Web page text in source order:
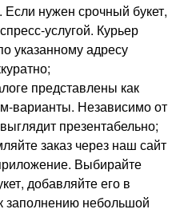
. Если нужен срочный букет,
услугой. Курьер
указанному адресу
представлены как
варианты. Независимо от
презентабельно;
заказ через наш сайт
Выбирайте
добавляйте его в
заполнению небольшой